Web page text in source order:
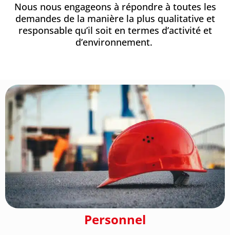
Nous nous engageons à répondre à toutes les
demandes de la manière la plus qualitative et
responsable qu’il soit en termes d’activité et
d’environnement.
Personnel